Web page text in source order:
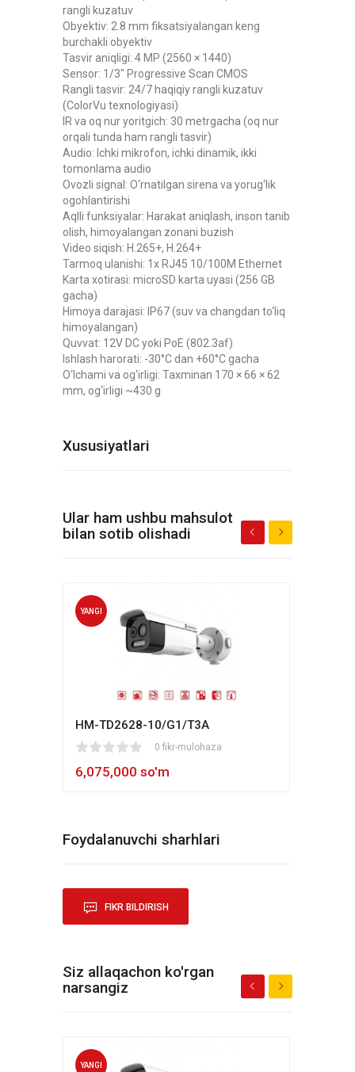
rangli kuzatuv
Obyektiv: 2.8 mm fiksatsiyalangan keng
burchakli obyektiv
Tasvir aniqligi: 4 MP (2560 × 1440)
Sensor: 1/3" Progressive Scan CMOS
Rangli tasvir: 24/7 haqiqiy rangli kuzatuv
(ColorVu texnologiyasi)
IR va oq nur yoritgich: 30 metrgacha (oq nur
orqali tunda ham rangli tasvir)
Audio: Ichki mikrofon, ichki dinamik, ikki
tomonlama audio
Ovozli signal: O‘rnatilgan sirena va yorug‘lik
ogohlantirishi
Aqlli funksiyalar: Harakat aniqlash, inson tanib
olish, himoyalangan zonani buzish
Video siqish: H.265+, H.264+
Tarmoq ulanishi: 1x RJ45 10/100M Ethernet
Karta xotirasi: microSD karta uyasi (256 GB
gacha)
Himoya darajasi: IP67 (suv va changdan to‘liq
himoyalangan)
Quvvat: 12V DC yoki PoE (802.3af)
Ishlash harorati: -30°C dan +60°C gacha
O‘lchami va og‘irligi: Taxminan 170 × 66 × 62
mm, og‘irligi ~430 g
Xususiyatlari
Ular ham ushbu mahsulot
bilan sotib olishadi
YANGI
HM-TD2628-10/G1/T3A
0 fikr-mulohaza
6,075,000 so'm
80
Foydalanuvchi sharhlari
FIKR BILDIRISH
Siz allaqachon ko'rgan
narsangiz
YANGI